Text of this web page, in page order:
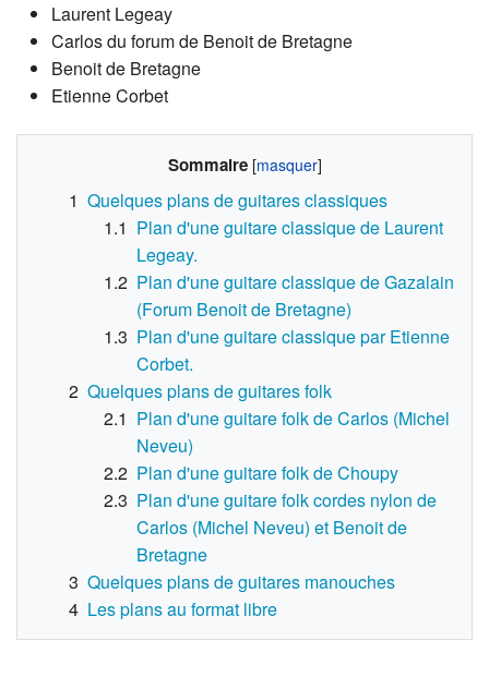
Laurent Legeay
Carlos du forum de Benoit de Bretagne
Benoit de Bretagne
Etienne Corbet
Sommaire
1 Quelques plans de guitares classiques
1.1 Plan d'une guitare classique de Laurent
Legeay.
1.2 Plan d'une guitare classique de Gazalain
(Forum Benoit de Bretagne)
1.3 Plan d'une guitare classique par Etienne
Corbet.
2 Quelques plans de guitares folk
2.1 Plan d'une guitare folk de Carlos (Michel
Neveu)
2.2 Plan d'une guitare folk de Choupy
2.3 Plan d'une guitare folk cordes nylon de
Carlos (Michel Neveu) et Benoit de
Bretagne
3 Quelques plans de guitares manouches
4 Les plans au format libre